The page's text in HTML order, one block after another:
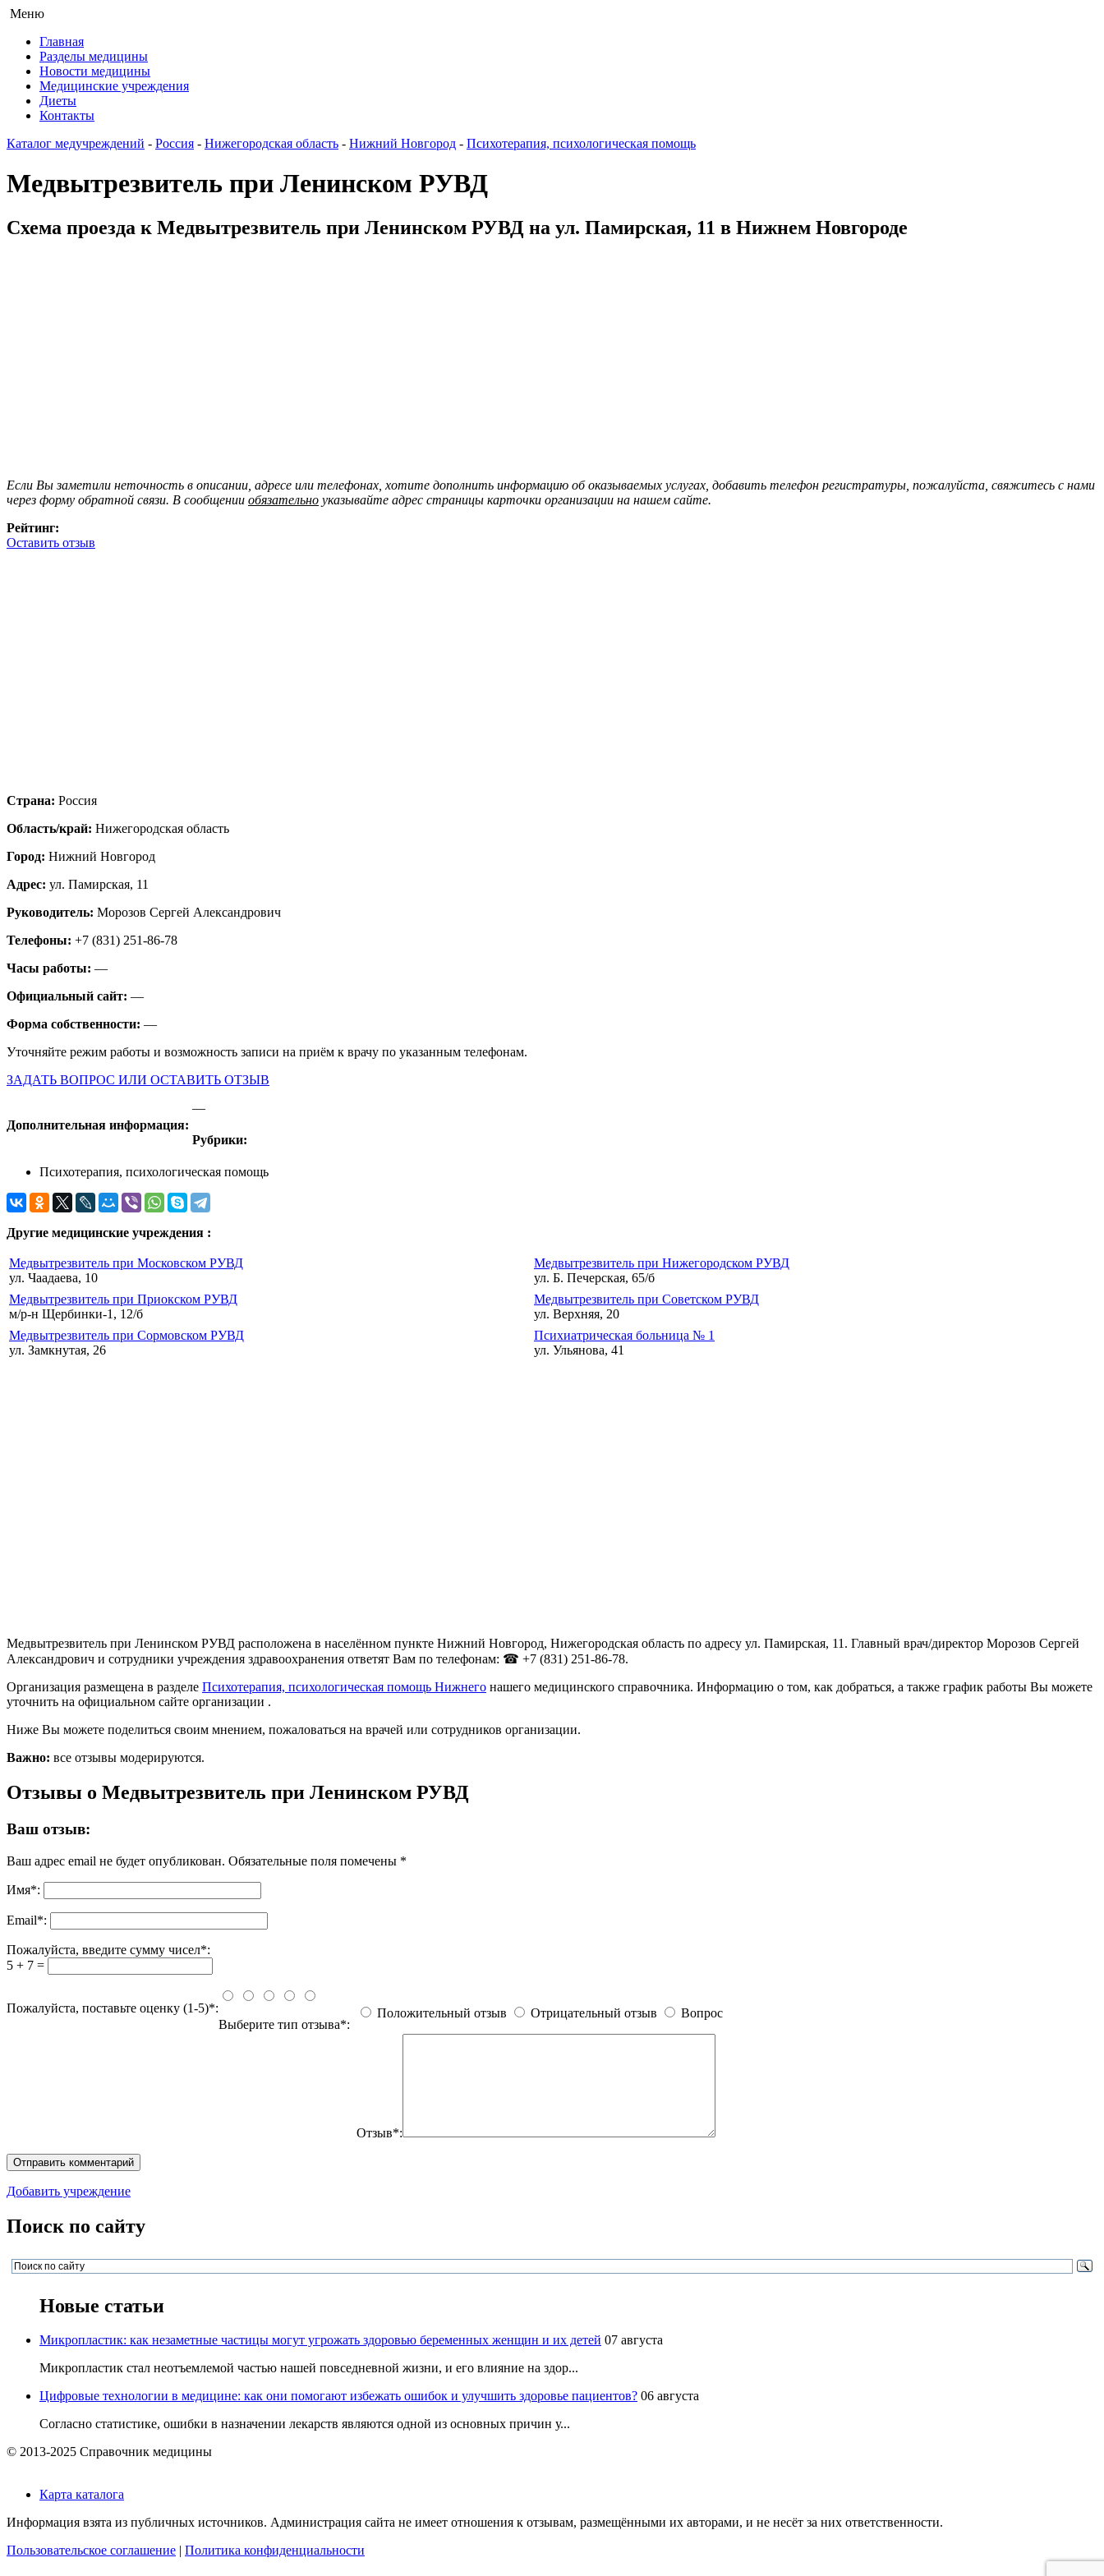
Меню
Главная
Разделы медицины
Новости медицины
Медицинские учреждения
Диеты
Контакты
Каталог медучреждений - Россия - Нижегородская область - Нижний Новгород - Психотерапия, психологическая помощь
Медвытрезвитель при Ленинском РУВД
Схема проезда к Медвытрезвитель при Ленинском РУВД на ул. Памирская, 11 в Нижнем Новгороде
Если Вы заметили неточность в описании, адресе или телефонах, хотите дополнить информацию об оказываемых услугах, добавить телефон регистратуры, пожалуйста, свяжитесь с нами
через форму обратной связи. В сообщении обязательно указывайте адрес страницы карточки организации на нашем сайте.
Рейтинг:
Оставить отзыв
Страна: Россия
Область/край: Нижегородская область
Город: Нижний Новгород
Адрес: ул. Памирская, 11
Руководитель: Морозов Сергей Александрович
Телефоны: +7 (831) 251-86-78
Часы работы: —
Официальный сайт: —
Форма собственности: —
Уточняйте режим работы и возможность записи на приём к врачу по указанным телефонам.
ЗАДАТЬ ВОПРОС ИЛИ ОСТАВИТЬ ОТЗЫВ
Дополнительная информация:
—
Рубрики:
Психотерапия, психологическая помощь
Другие медицинские учреждения :
Медвытрезвитель при Московском РУВД
ул. Чаадаева, 10
Медвытрезвитель при Нижегородском РУВД
ул. Б. Печерская, 65/б
Медвытрезвитель при Приокском РУВД
м/р-н Щербинки-1, 12/б
Медвытрезвитель при Советском РУВД
ул. Верхняя, 20
Медвытрезвитель при Сормовском РУВД
ул. Замкнутая, 26
Психиатрическая больница № 1
ул. Ульянова, 41
Медвытрезвитель при Ленинском РУВД расположена в населённом пункте Нижний Новгород, Нижегородская область по адресу ул. Памирская, 11. Главный врач/директор Морозов Сергей
Александрович и сотрудники учреждения здравоохранения ответят Вам по телефонам: ☎ +7 (831) 251-86-78.
Организация размещена в разделе Психотерапия, психологическая помощь Нижнего нашего медицинского справочника. Информацию о том, как добраться, а также график работы Вы можете
уточнить на официальном сайте организации .
Ниже Вы можете поделиться своим мнением, пожаловаться на врачей или сотрудников организации.
Важно: все отзывы модерируются.
Отзывы о Медвытрезвитель при Ленинском РУВД
Ваш отзыв:
Ваш адрес email не будет опубликован. Обязательные поля помечены *
Имя*:
Email*:
Пожалуйста, введите сумму чисел*:
5 + 7 =
Пожалуйста, поставьте оценку (1-5)*:
Выберите тип отзыва*:
Положительный отзыв Отрицательный отзыв Вопрос
Отзыв*:
Добавить учреждение
Поиск по сайту
Новые статьи
Микропластик: как незаметные частицы могут угрожать здоровью беременных женщин и их детей 07 августа
Микропластик стал неотъемлемой частью нашей повседневной жизни, и его влияние на здор...
Цифровые технологии в медицине: как они помогают избежать ошибок и улучшить здоровье пациентов? 06 августа
Согласно статистике, ошибки в назначении лекарств являются одной из основных причин у...
© 2013-2025 Справочник медицины
Карта каталога
Информация взята из публичных источников. Администрация сайта не имеет отношения к отзывам, размещёнными их авторами, и не несёт за них ответственности.
Пользовательское соглашение
Политика конфиденциальности